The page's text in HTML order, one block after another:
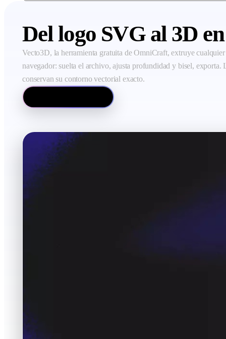
Del logo SVG al 3D
Vecto3D, la herramienta gratuita de OmniCraft, extruye
navegador: suelta el archivo, ajusta profundidad y bisel, exporta.
conservan su contorno vectorial exacto.